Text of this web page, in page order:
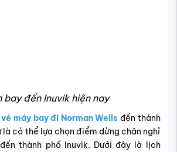
bay đến Inuvik hiện nay
vé máy bay đi Norman Wells đến thành
là có thể lựa chọn điểm dừng chân nghỉ
thành phố Inuvik. Dưới đây là lịch